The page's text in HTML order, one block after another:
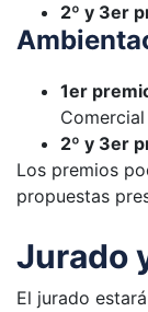
2º y 3er
1er
2º y 3er
Los premios
propuestas
Jurado
El jurado